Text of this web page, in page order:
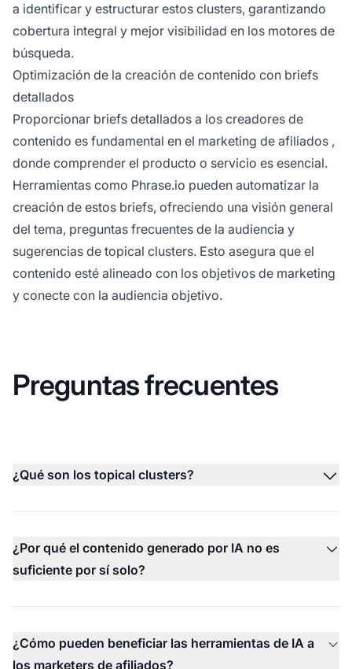
a identificar y estructurar estos clusters, garantizando
cobertura integral y mejor visibilidad en los motores de
búsqueda.
Optimización de la creación de contenido con briefs
detallados
Proporcionar briefs detallados a los creadores de
contenido es fundamental en el marketing de afiliados ,
donde comprender el producto o servicio es esencial.
Herramientas como Phrase.io pueden automatizar la
creación de estos briefs, ofreciendo una visión general
del tema, preguntas frecuentes de la audiencia y
sugerencias de topical clusters. Esto asegura que el
contenido esté alineado con los objetivos de marketing
y conecte con la audiencia objetivo.
Preguntas frecuentes
¿Qué son los topical clusters?
¿Por qué el contenido generado por IA no es
suficiente por sí solo?
¿Cómo pueden beneficiar las herramientas de IA a
los marketers de afiliados?